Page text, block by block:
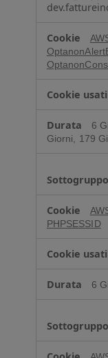
6
Giorni, 179
PHPSESSID
6